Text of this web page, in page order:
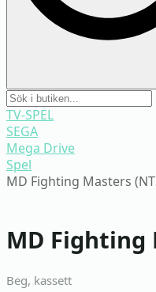
TV-SPEL
SEGA
Mega Drive
Spel
MD Fighting Masters
MD Fighting
Beg, kassett